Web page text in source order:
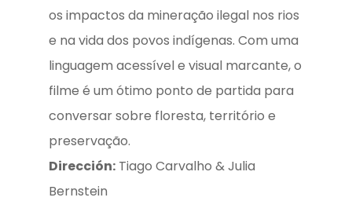
os impactos da mineração ilegal nos rios
e na vida dos povos indígenas. Com uma
linguagem acessível e visual marcante, o
filme é um ótimo ponto de partida para
conversar sobre floresta, território e
preservação.
Dirección:Tiago Carvalho & Julia
Bernstein